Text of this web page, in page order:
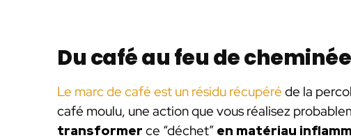
Du café au feu de cheminée
Le marc de café est un résidu récupéré de la
café moulu, une action que vous réalisez
transformer ce “déchet” en matériau